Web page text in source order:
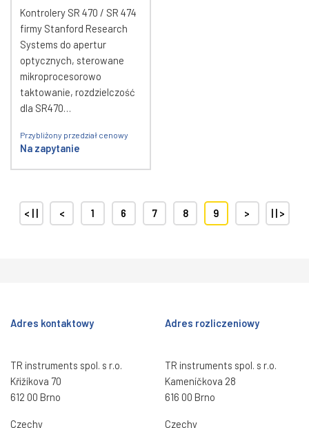
Kontrolery SR 470 / SR 474
firmy Stanford Research
Systems do apertur
optycznych, sterowane
mikroprocesorowo
taktowanie, rozdzielczość
dla SR470…
Przybliżony przedział cenowy
Na zapytanie
< | | < 1 6 7 8 9 > | | >
Adres kontaktowy
TR instruments spol. s r.o.
Křižíkova 70
612 00 Brno
Czechy
Adres rozliczeniowy
TR instruments spol. s r.o.
Kameníčkova 28
616 00 Brno
Czechy